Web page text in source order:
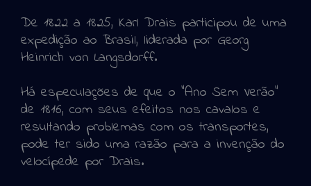
De 1822 a 1825, Karl Drais participou de uma
expedição ao Brasil, liderada por Georg
Heinrich von Langsdorff.
Há especulações de que o "Ano Sem Verão"
de 1816, com seus efeitos nos cavalos e
resultando problemas com os transportes,
pode ter sido uma razão para a invenção do
velocípede por Drais.